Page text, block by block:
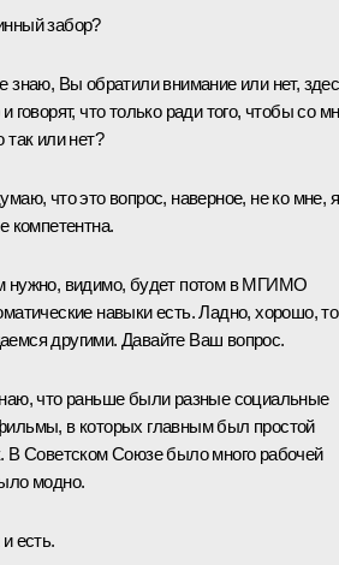
забор?
знаю, Вы обратили внимание или нет,
говорят, что только ради того, чтобы со
так или нет?
что это вопрос, наверное, не ко мне, я
компетентна.
нужно, видимо, будет потом в МГИМО
навыки есть. Ладно, хорошо,
другими. Давайте Ваш вопрос.
что раньше были разные социальные
в которых главным был простой
В Советском Союзе было много рабочей
модно.
есть.